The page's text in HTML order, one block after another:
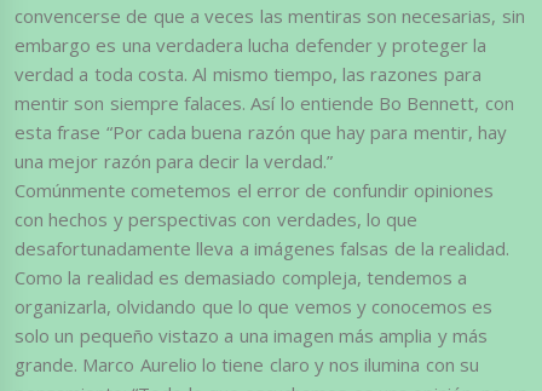
convencerse de que a veces las mentiras son necesarias, sin
embargo es una verdadera lucha defender y proteger la
verdad a toda costa. Al mismo tiempo, las razones para
mentir son siempre falaces. Así lo entiende Bo Bennett, con
esta frase “Por cada buena razón que hay para mentir, hay
una mejor razón para decir la verdad.”
Comúnmente cometemos el error de confundir opiniones
con hechos y perspectivas con verdades, lo que
desafortunadamente lleva a imágenes falsas de la realidad.
Como la realidad es demasiado compleja, tendemos a
organizarla, olvidando que lo que vemos y conocemos es
solo un pequeño vistazo a una imagen más amplia y más
grande. Marco Aurelio lo tiene claro y nos ilumina con su